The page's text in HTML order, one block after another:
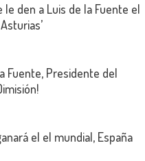
le den a Luis de la Fuente el
Fuente, Presidente del
el el mundial, España